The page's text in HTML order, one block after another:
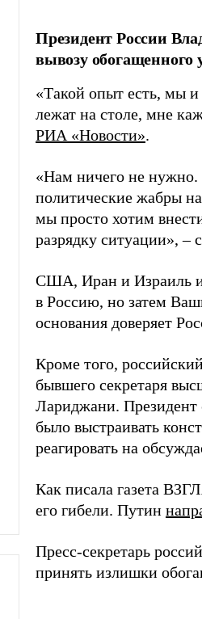
Президент России
вывозу
«Такой опыт есть, мы
лежат на столе, мне
РИА «Новости».
«Нам ничего не нужно.
политические жабры
мы просто хотим
разрядку ситуации», –
США, Иран и Израиль
в Россию, но затем
основания доверяет
Кроме того,
бывшего секретаря
Лариджани. Президент
было выстраивать
реагировать на
Как писала газета
его гибели. Путин
Пресс-секретарь
принять излишки